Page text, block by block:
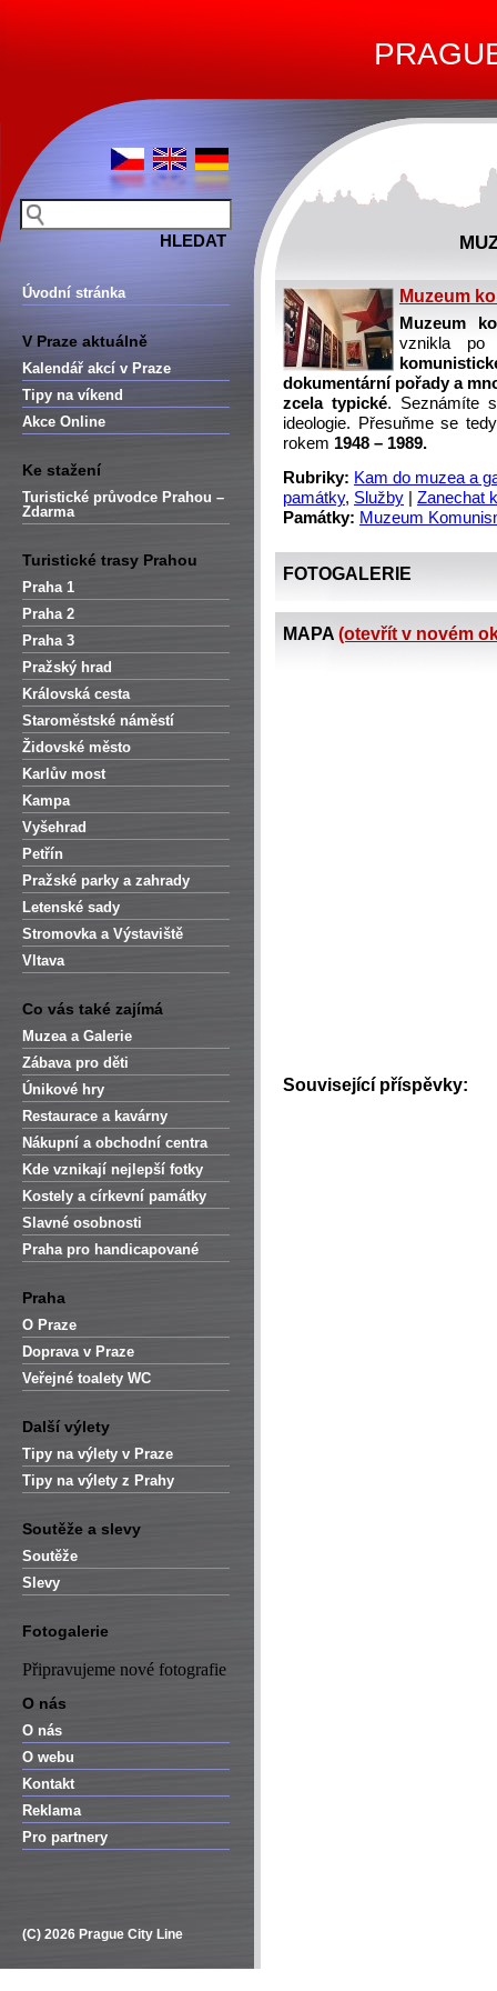
Úvodní stránka
V Praze aktuálně
Kalendář akcí v Praze
Tipy na víkend
Akce Online
Ke stažení
Turistické průvodce Prahou –
Zdarma
Turistické trasy Prahou
Praha 1
Praha 2
Praha 3
Pražský hrad
Královská cesta
Staroměstské náměstí
Židovské město
Karlův most
Kampa
Vyšehrad
Petřín
Pražské parky a zahrady
Letenské sady
Stromovka a Výstaviště
Vltava
Co vás také zajímá
Muzea a Galerie
Zábava pro děti
Únikové hry
Restaurace a kavárny
Nákupní a obchodní centra
Kde vznikají nejlepší fotky
Kostely a církevní památky
Slavné osobnosti
Praha pro handicapované
Praha
O Praze
Doprava v Praze
Veřejné toalety WC
Další výlety
Tipy na výlety v Praze
Tipy na výlety z Prahy
Soutěže a slevy
Soutěže
Slevy
Fotogalerie
Připravujeme nové fotografie
O nás
O nás
O webu
Kontakt
Reklama
Pro partnery
(C) 2026 Prague City Line
Muzeum
Muzeum
vznikla
dokumentární pořady a
zcela typické. Seznámíte
ideologie. Přesuňme se
rokem 1948 – 1989.
Rubriky: Kam do muzea a
památky, Služby
Zanechat
Památky: Muzeum
FOTOGALERIE
MAPA (otevřít v novém
Související příspěvky: